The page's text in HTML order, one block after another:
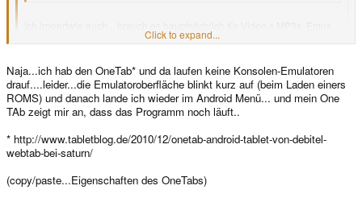
und Androidspiele... auf meinem Debitel OneTb zb, funktionieren
Was meinst du mit komplett unterstützt? Mit den Dingen die du genannt hast
aufjedenfall ,wenn du das meinst. Muss mir leider erst eine Kamera
ausborgen dann kann ich entlich den blog mit den vidz schreiben.da sieht
man dann was so alles möglich ist..im gaming Bereich beim Play
Mestor
Click to expand...
Naja...ich hab den OneTab* und da laufen keine Konsolen-Emulatoren
drauf....leider...die Emulatoroberfläche blinkt kurz auf (beim Laden einers
ROMS) und danach lande ich wieder im Android Menü... und mein One
TAb zeigt mir an, dass das Programm noch läuft..
* http://www.tabletblog.de/2010/12/onetab-android-tablet-von-debitel-
webtab-bei-saturn/
(copy/paste...Eigenschaften des OneTabs)